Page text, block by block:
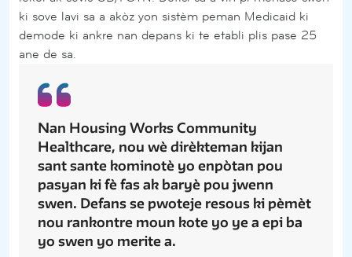
ki sove lavi sa a akòz yon sistèm peman Medicaid ki
demode ki ankre nan depans ki te etabli plis pase 25
ane de sa.
Nan Housing Works Community
Healthcare, nou wè dirèkteman kijan
sant sante kominotè yo enpòtan pou
pasyan ki fè fas ak baryè pou jwenn
swen. Defans se pwoteje resous ki pèmèt
nou rankontre moun kote yo ye a epi ba
yo swen yo merite a.